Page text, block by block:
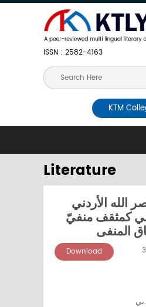
ISSN : 2582-4163
KTM
Literature
الله الأردني
كمثقف منفيّ
المنفى
Download